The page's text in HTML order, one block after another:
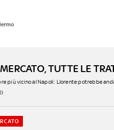
TUTTE LE
più vicino al Napoli: Llorente potrebbe